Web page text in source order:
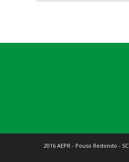
2016 AEPR - Pouso Redondo - SC